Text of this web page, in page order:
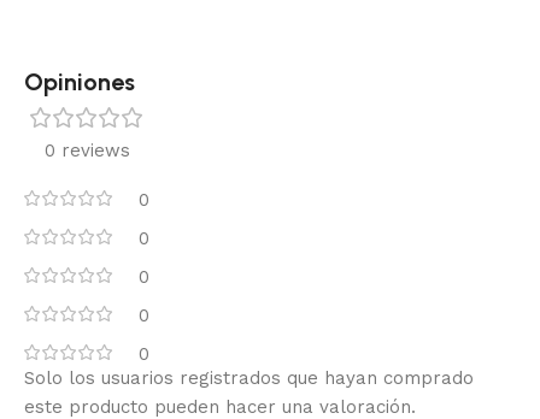
Opiniones
0 reviews
0
0
0
0
0
Solo los usuarios registrados que hayan comprado
este producto pueden hacer una valoración.